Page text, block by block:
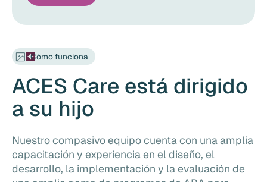
Cómo funciona
ACES Care está dirigido
a su hijo
Nuestro compasivo equipo cuenta con una amplia
capacitación y experiencia en el diseño, el
desarrollo, la implementación y la evaluación de